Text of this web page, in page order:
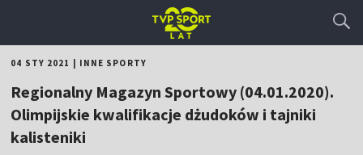
04 STY 2021 INNE SPORTY
Regionalny Magazyn Sportowy (04.01.2020).
Olimpijskie kwalifikacje dżudoków i tajniki
kalisteniki